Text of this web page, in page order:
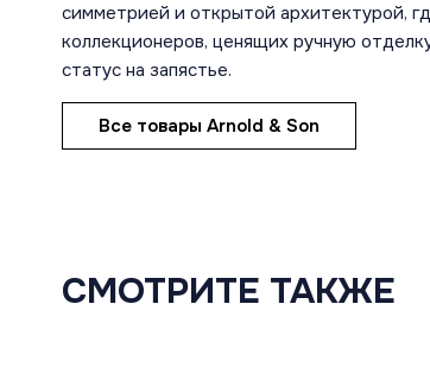
симметрией и открытой архитектурой,
коллекционеров, ценящих ручную
статус на запястье.
Все товары Arnold & Son
СМОТРИТЕ ТАКЖЕ